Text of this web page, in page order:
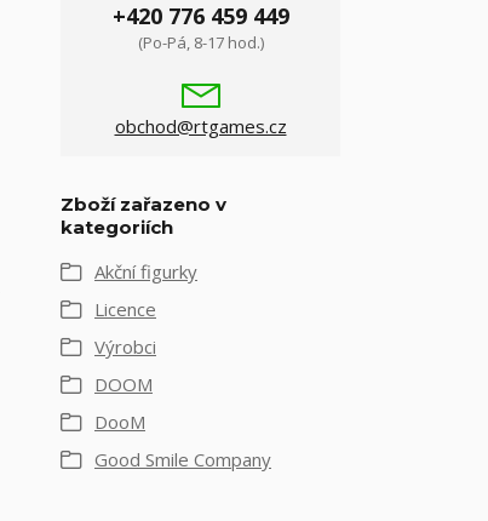
+420 776 459 449
(Po-Pá, 8-17 hod.)
obchod@rtgames.cz
Zboží zařazeno v
kategoriích
Akční figurky
Licence
Výrobci
DOOM
DooM
Good Smile Company